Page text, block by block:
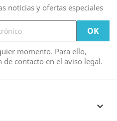
noticias y ofertas especiales
momento. Para ello,
contacto en el aviso legal.
